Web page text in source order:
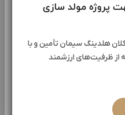
آغاز مذاکرات
در راستای
هدف بهره‌برداری